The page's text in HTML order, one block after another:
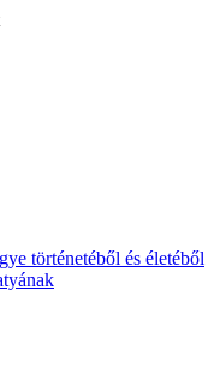
történetéből és életéből